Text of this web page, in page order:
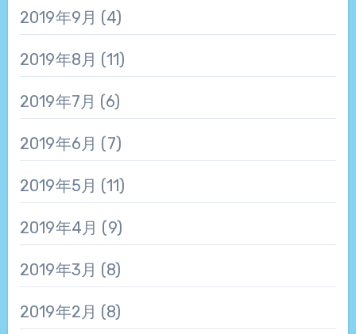
2019年9月 (4)
2019年8月 (11)
2019年7月 (6)
2019年6月 (7)
2019年5月 (11)
2019年4月 (9)
2019年3月 (8)
2019年2月 (8)